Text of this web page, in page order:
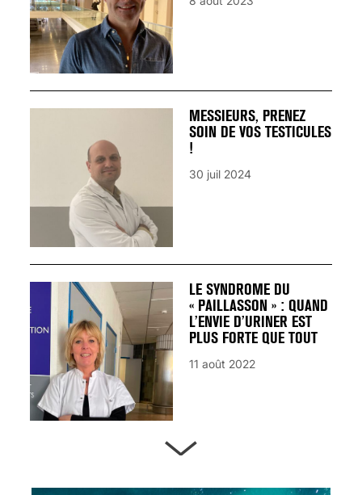
MESSIEURS, PRENEZ
SOIN DE VOS TESTICULES
!
30 juil 2024
LE SYNDROME DU
« PAILLASSON » : QUAND
L’ENVIE D’URINER EST
PLUS FORTE QUE TOUT
11 août 2022